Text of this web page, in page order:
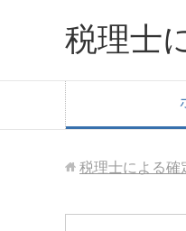
税理士
税理士による確